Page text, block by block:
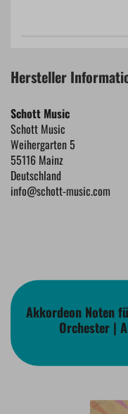
Hersteller
Schott Music
Schott Music
Weihergarten 5
55116 Mainz
Deutschland
info@schott-music.com
Akkordeon Noten
Orchester |